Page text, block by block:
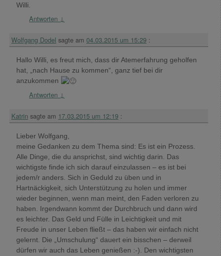
Willi.
Antworten ↓
Wolfgang Dodel sagte am 04.03.2015 um 15:29 :
Hallo Willi, es freut mich, dass dir Atemerfahrung geholfen
hat, „nach Hause zu kommen“, ganz tief bei dir
anzukommen
Antworten ↓
Katrin sagte am 17.03.2015 um 12:19 :
Lieber Wolfgang,
meine Gedanken zu dem Thema sind: Es ist ein Prozess.
Alle Dinge, die du ansprichst, sind wichtig darin. Das
wichtigste finde ich sich darauf einzulassen – es ist bei
jedem/r anders. Sich in Geduld zu üben und in
Hartnäckigkeit, sich Unterstützung zu holen und immer
wieder beginnen, wenn man meint, den Faden verloren zu
haben. Irgendwann kommt der Durchbruch und dann wird
es leichter. Das Geld und Fülle in Leichtigkeit und mit
Freude in unser Leben fließt – das haben wir einfach nicht
gelernt. Die „Umschulung“ dauert ein bisschen – derweil
dürfen wir auch das Leben genießen :-). Den wichtigsten